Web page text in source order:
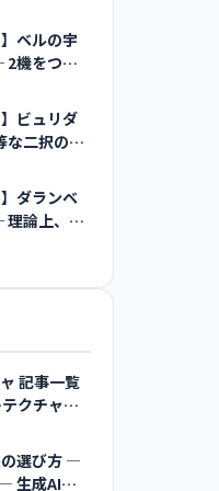
ベルの宇
2機をつな
ビュリダ
な二択の前
ダランベ
理論上、水
記事一覧
クチャ超
選び方 ―
生成AI時